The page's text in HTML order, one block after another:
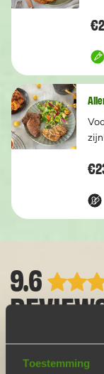
Toestemming
9.6